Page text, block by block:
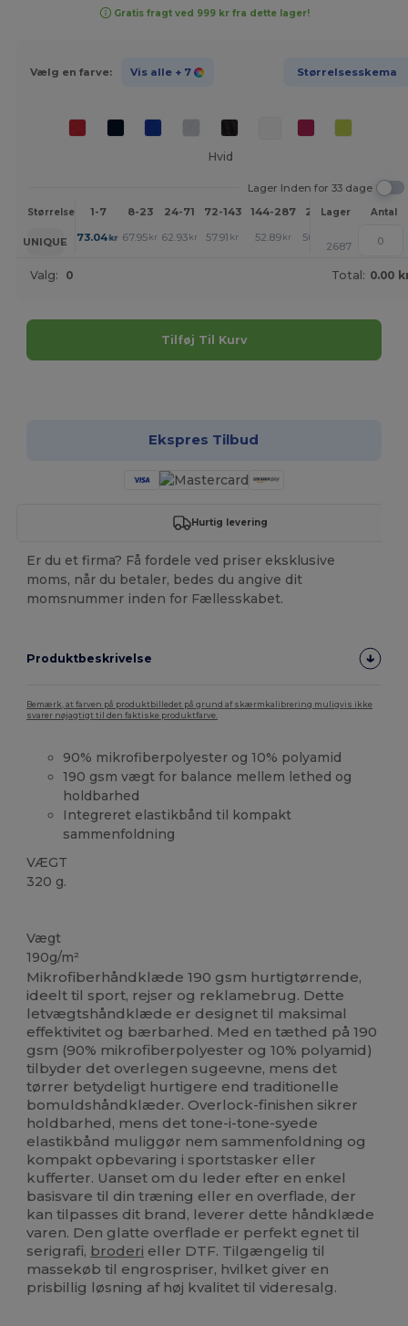
Gratis fragt ved 999 kr fra dette lager!
Vælg en farve: Vis alle + 7 Størrelsesskema
Hvid
Lager Inden for 33 dage
Størrelse 1-7 8-23 24-71 72-143 144-287 288 + Mere
Lager Antal
UNIQUE 73.04kr 67.95 kr 62.93 kr 57.91 kr 52.89 kr 50.34
2687
Valg: 0 Total: 0.00
Tilføj Til Kurv
Ekspres Tilbud
Hurtig levering
Er du et firma? Få fordele ved priser eksklusive
moms, når du betaler, bedes du angive dit
momsnummer inden for Fællesskabet.
Produktbeskrivelse
Bemærk, at farven på produktbilledet på grund af skærmkalibrering muligvis ikke
svarer nøjagtigt til den faktiske produktfarve.
90% mikrofiberpolyester og 10% polyamid
190 gsm vægt for balance mellem lethed og
holdbarhed
Integreret elastikbånd til kompakt
sammenfoldning
VÆGT
320 g.
Vægt
190g/m²
Mikrofiberhåndklæde 190 gsm hurtigtørrende,
ideelt til sport, rejser og reklamebrug. Dette
letvægtshåndklæde er designet til maksimal
effektivitet og bærbarhed. Med en tæthed på 190
gsm (90% mikrofiberpolyester og 10% polyamid)
tilbyder det overlegen sugeevne, mens det
tørrer betydeligt hurtigere end traditionelle
bomuldshåndklæder. Overlock-finishen sikrer
holdbarhed, mens det tone-i-tone-syede
elastikbånd muliggør nem sammenfoldning og
kompakt opbevaring i sportstasker eller
kufferter. Uanset om du leder efter en enkel
basisvare til din træning eller en overflade, der
kan tilpasses dit brand, leverer dette håndklæde
varen. Den glatte overflade er perfekt egnet til
serigrafi, broderi eller DTF. Tilgængelig til
massekøb til engrospriser, hvilket giver en
prisbillig løsning af høj kvalitet til videresalg.